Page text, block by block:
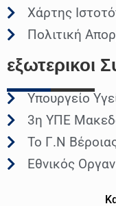
Χάρτης
Πολιτική
εξωτερικοι
Υπουργείο
3η ΥΠΕ
Το Γ.Ν
Εθνικός